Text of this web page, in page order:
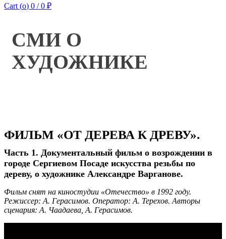
Cart (o) 0 / 0 ₽
СМИ О
ХУДОЖНИКЕ
ФИЛЬМ «ОТ ДЕРЕВА К ДРЕВУ».
Часть 1. Документальный фильм о возрождении в
городе Сергиевом Посаде искусства резьбы по
дереву, о художнике Александре Варганове.
Фильм снят на киностудии «Отечество» в 1992 году.
Режиссер: А. Герасимов. Оператор: А. Терехов. Авторы
сценария: А. Чаадаева, А. Герасимов.